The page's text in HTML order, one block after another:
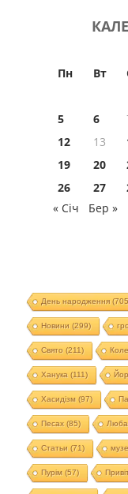
Пн Вт
5
6
12
13
19
20
26
27
« Січ
Бер »
День народження
Новини (299)
Свято (211)
Ханука (111)
Хасидізм (97)
Песах(85)
Статьи (71)
Пурім (57)